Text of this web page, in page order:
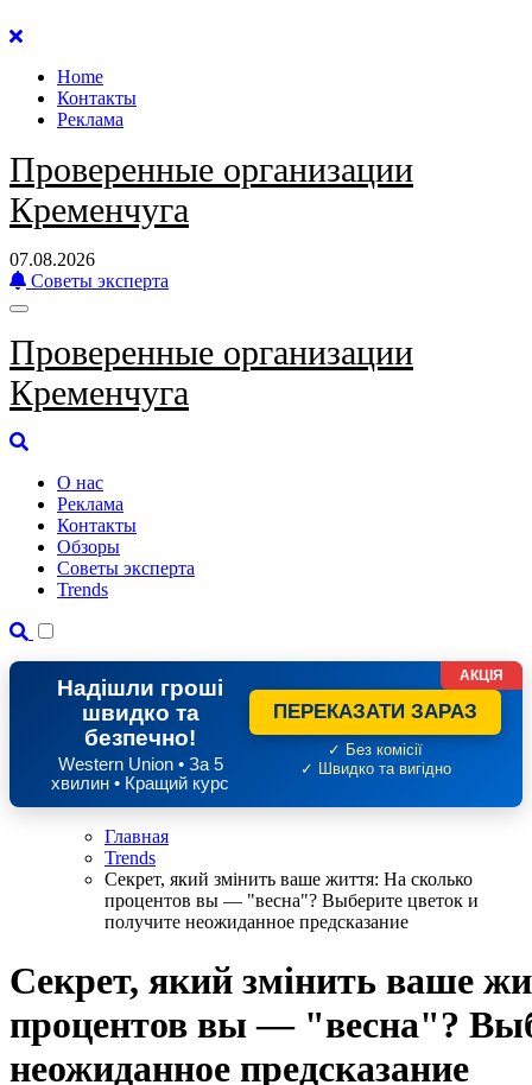
Перейти
содержанию
Home
Контакты
Реклама
Проверенные организации
Кременчуга
07.08.2026
Советы эксперта
Проверенные организации
Кременчуга
О нас
Реклама
Контакты
Обзоры
Советы эксперта
Trends
Надішли гроші
швидко та
безпечно!
Western Union • За 5
хвилин • Кращий курс
ПЕРЕКАЗАТИ ЗАРАЗ
✓ Без комісії
✓ Швидко та вигідно
АКЦІЯ
Главная
Trends
Секрет, який змінить ваше життя: На сколько
процентов вы — "весна"? Выберите цветок и
получите неожиданное предсказание
Секрет, який змінить ваше
процентов вы — "весна"?
неожиданное предсказание